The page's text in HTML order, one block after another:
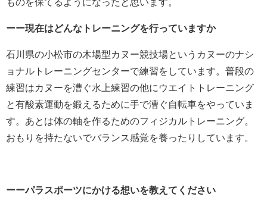
ーー現在はどんなトレーニングを行っていますか
石川県の小松市の木場型カヌー競技場というカヌーのナシ
ョナルトレーニングセンターで練習をしています。普段の
練習はカヌーを漕ぐ水上練習の他にウエイトトレーニング
と有酸素運動を鍛えるために手で漕ぐ自転車をやっていま
す。あとは体の軸を作るためのフィジカルトレーニング。
おもりを持たないでバランス感覚を養ったりしています。
ーーパラスポーツにかける想いを教えてください